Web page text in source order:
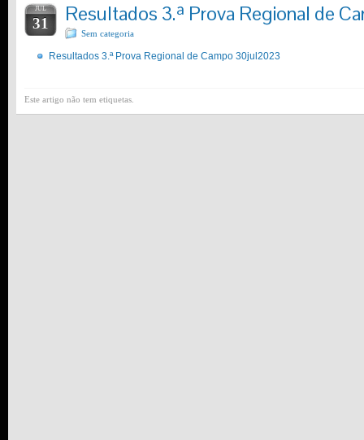
JUL
31 Resultados 3.ª Prova Regional de
Sem categoria
Resultados 3.ª Prova Regional de Campo 30jul2023
Este artigo não tem etiquetas.